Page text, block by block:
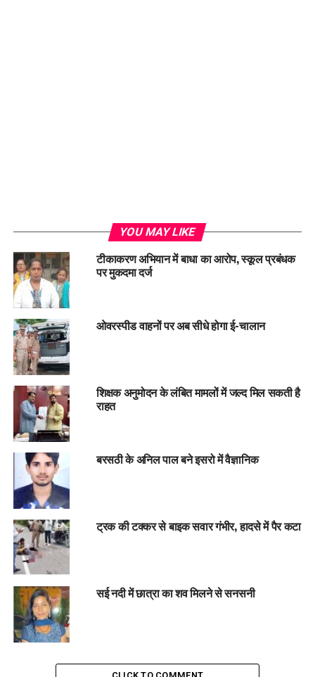
YOU MAY LIKE
टीकाकरण अभियान में बाधा का आरोप, स्कूल प्रबंधक
पर मुकदमा दर्ज
ओवरस्पीड वाहनों पर अब सीधे होगा ई-चालान
शिक्षक अनुमोदन के लंबित मामलों में जल्द मिल सकती है
राहत
बरसठी के अनिल पाल बने इसरो में वैज्ञानिक
ट्रक की टक्कर से बाइक सवार गंभीर, हादसे में पैर कटा
सई नदी में छात्रा का शव मिलने से सनसनी